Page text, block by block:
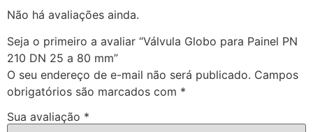
Não há avaliações ainda.
Seja o primeiro a avaliar “Válvula Globo para Painel PN
210 DN 25 a 80 mm”
O seu endereço de e-mail não será publicado. Campos
obrigatórios são marcados com *
Sua avaliação *